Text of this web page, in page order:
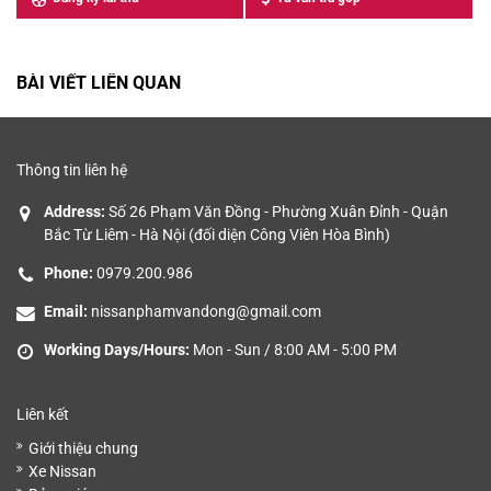
GIÁ
BÀI VIẾT LIÊN QUAN
Thông tin liên hệ
Address: Số 26 Phạm Văn Đồng - Phường Xuân Đỉnh - Quận
Bắc Từ Liêm - Hà Nội (đối diện Công Viên Hòa Bình)
Phone: 0979.200.986
Email: nissanphamvandong@gmail.com
Working Days/Hours: Mon - Sun / 8:00 AM - 5:00 PM
Liên kết
Giới thiệu chung
Xe Nissan